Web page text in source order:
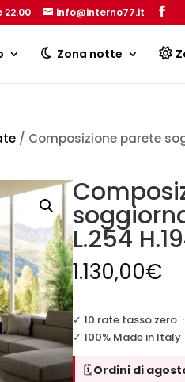
info@interno77.it
Zona notte
/ Composizione parete
L.254
1.130,00€
✓ 10 rate tasso zero·
✓ 100% Made in Italy
🗓️Ordini di